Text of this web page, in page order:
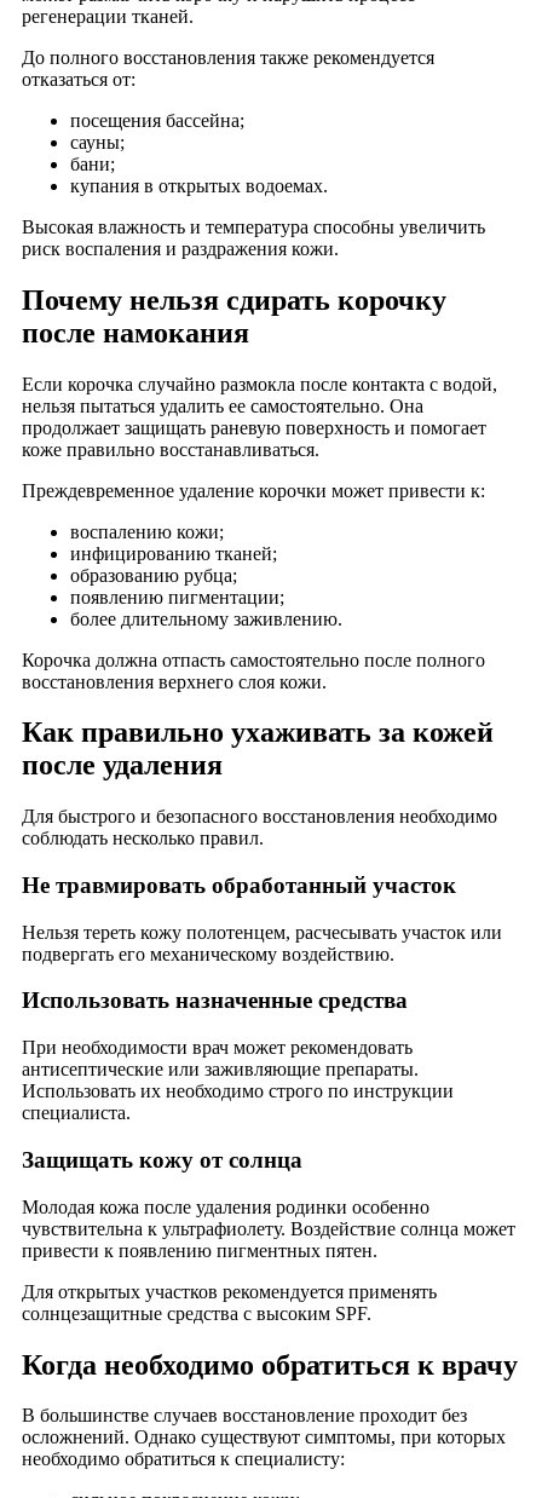
регенерации тканей.
До полного восстановления также рекомендуется
отказаться от:
посещения бассейна;
сауны;
бани;
купания в открытых водоемах.
Высокая влажность и температура способны увеличить
риск воспаления и раздражения кожи.
Почему нельзя сдирать корочку
после намокания
Если корочка случайно размокла после контакта с водой,
нельзя пытаться удалить ее самостоятельно. Она
продолжает защищать раневую поверхность и помогает
коже правильно восстанавливаться.
Преждевременное удаление корочки может привести к:
воспалению кожи;
инфицированию тканей;
образованию рубца;
появлению пигментации;
более длительному заживлению.
Корочка должна отпасть самостоятельно после полного
восстановления верхнего слоя кожи.
Как правильно ухаживать за кожей
после удаления
Для быстрого и безопасного восстановления необходимо
соблюдать несколько правил.
Не травмировать обработанный участок
Нельзя тереть кожу полотенцем, расчесывать участок или
подвергать его механическому воздействию.
Использовать назначенные средства
При необходимости врач может рекомендовать
антисептические или заживляющие препараты.
Использовать их необходимо строго по инструкции
специалиста.
Защищать кожу от солнца
Молодая кожа после удаления родинки особенно
чувствительна к ультрафиолету. Воздействие солнца может
привести к появлению пигментных пятен.
Для открытых участков рекомендуется применять
солнцезащитные средства с высоким SPF.
Когда необходимо обратиться к врачу
В большинстве случаев восстановление проходит без
осложнений. Однако существуют симптомы, при которых
необходимо обратиться к специалисту: